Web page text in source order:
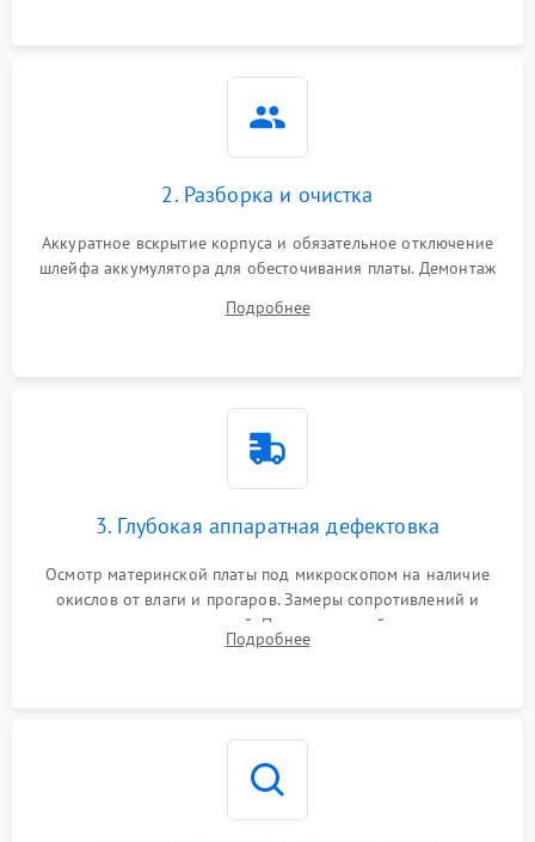
2. Разборка и очистка
Аккуратное вскрытие корпуса и обязательное отключение
шлейфа аккумулятора для обесточивания платы. Демонтаж
высохшей термопасты с кристаллов чипов.
Подробнее
3. Глубокая аппаратная дефектовка
Осмотр материнской платы под микроскопом на наличие
окислов от влаги и прогаров. Замеры сопротивлений и
дежурных напряжений. Проверка цепей питания,
мультиконтроллера, процессора и видеочипа.
Подробнее